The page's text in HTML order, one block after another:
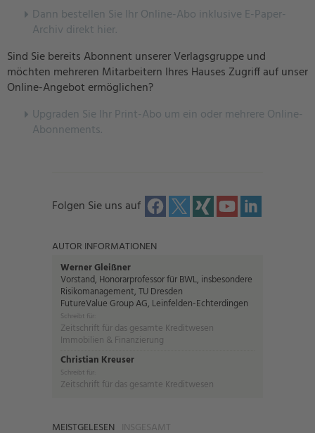
Dann bestellen Sie Ihr Online-Abo inklusive E-Paper-
Archiv direkt hier.
Sind Sie bereits Abonnent unserer Verlagsgruppe und
möchten mehreren Mitarbeitern Ihres Hauses Zugriff auf unser
Online-Angebot ermöglichen?
Upgraden Sie Ihr Print-Abo um ein oder mehrere Online-
Abonnements.
Folgen Sie uns auf
AUTOR INFORMATIONEN
Werner Gleißner
Vorstand, Honorarprofessor für BWL, insbesondere
Risikomanagement, TU Dresden
FutureValue Group AG, Leinfelden-Echterdingen
Schreibt für:
Zeitschrift für das gesamte Kreditwesen
Immobilien & Finanzierung
Christian Kreuser
Schreibt für:
Zeitschrift für das gesamte Kreditwesen
MEISTGELESEN INSGESAMT